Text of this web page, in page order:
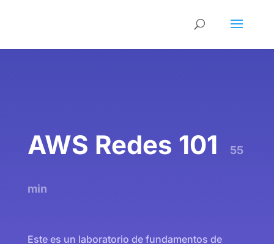
AWS Redes 101 55
min
Este es un laboratorio de fundamentos de